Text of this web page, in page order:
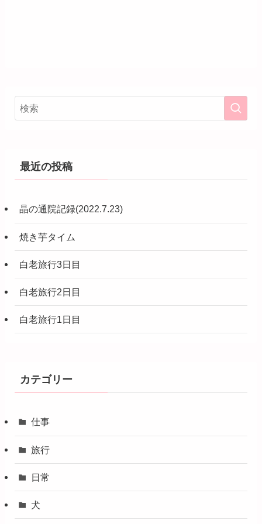
最近の投稿
晶の通院記録(2022.7.23)
焼き芋タイム
白老旅行3日目
白老旅行2日目
白老旅行1日目
カテゴリー
仕事
旅行
日常
犬